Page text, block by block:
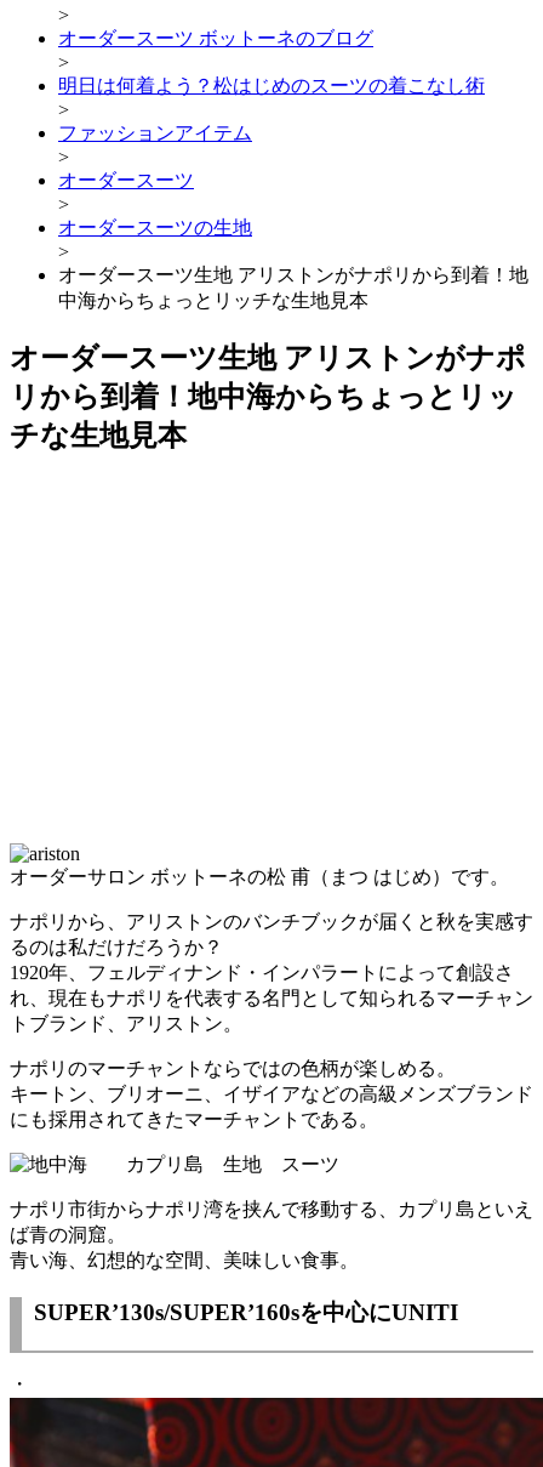
>
オーダースーツ ボットーネのブログ
>
明日は何着よう？松はじめのスーツの着こなし術
>
ファッションアイテム
>
オーダースーツ
>
オーダースーツの生地
>
オーダースーツ生地 アリストンがナポリから到着！地
中海からちょっとリッチな生地見本
オーダースーツ生地 アリストンがナポ
リから到着！地中海からちょっとリッ
チな生地見本
オーダーサロン ボットーネの松 甫（まつ はじめ）です。
ナポリから、アリストンのバンチブックが届くと秋を実感す
るのは私だけだろうか？
1920年、フェルディナンド・インパラートによって創設さ
れ、現在もナポリを代表する名門として知られるマーチャン
トブランド、アリストン。
ナポリのマーチャントならではの色柄が楽しめる。
キートン、ブリオーニ、イザイアなどの高級メンズブランド
にも採用されてきたマーチャントである。
ナポリ市街からナポリ湾を挟んで移動する、カプリ島といえ
ば青の洞窟。
青い海、幻想的な空間、美味しい食事。
SUPER’130s/SUPER’160sを中心にUNITI
・